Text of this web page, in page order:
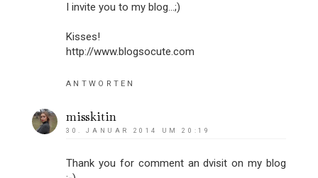
I invite you to my blog...;)
Kisses!
http://www.blogsocute.com
ANTWORTEN
misskitin
30. JANUAR 2014 UM 20:19
Thank you for comment an dvisit on my blog